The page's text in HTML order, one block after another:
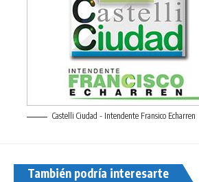
Castelli Ciudad - Intendente Fransico Echarren
También podría interesarte